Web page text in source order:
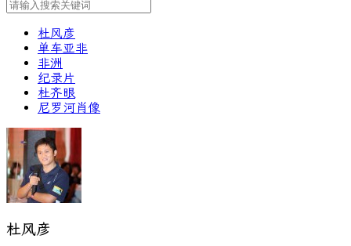
杜风彦
单车亚非
非洲
纪录片
杜齐眼
尼罗河肖像
杜风彦